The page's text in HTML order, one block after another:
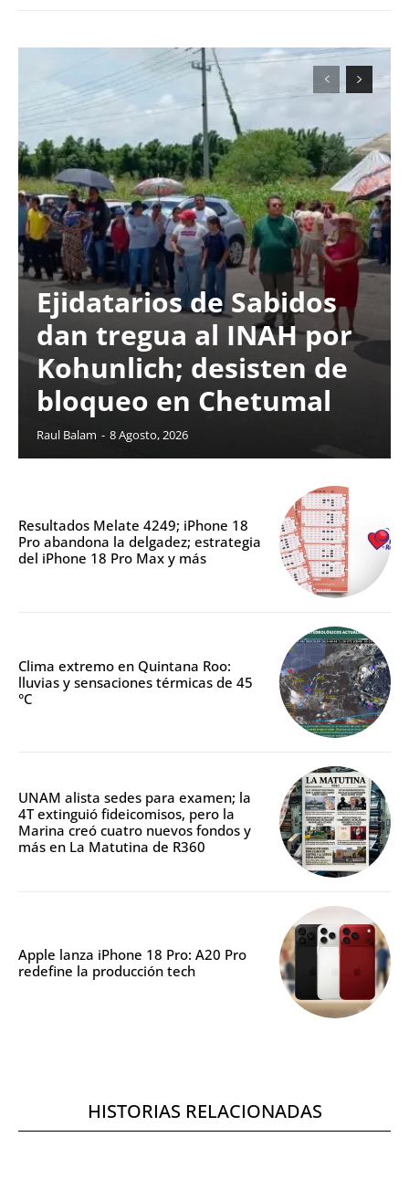
Ejidatarios de Sabidos
dan tregua al INAH por
Kohunlich; desisten de
bloqueo en Chetumal
Raul Balam - 8 Agosto, 2026
Resultados Melate 4249; iPhone 18
Pro abandona la delgadez; estrategia
del iPhone 18 Pro Max y más
Clima extremo en Quintana Roo:
lluvias y sensaciones térmicas de 45
°C
UNAM alista sedes para examen; la
4T extinguió fideicomisos, pero la
Marina creó cuatro nuevos fondos y
más en La Matutina de R360
Apple lanza iPhone 18 Pro: A20 Pro
redefine la producción tech
HISTORIAS RELACIONADAS